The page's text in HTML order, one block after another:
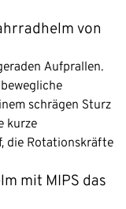
von
Aufprallen.
schrägen Sturz
kurze
die Rotationskräfte
mit MIPS das